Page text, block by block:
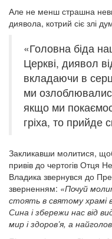
Але не менш страшна
диявола, котрий сіє злі
«Головна біда
Церкві, диявол
вкладаючи в
ми
якщо ми
гріха, то прийде
Закликавши молитися,
привів до чертогів Отця
Владика звернувся до
зверненням: «Почуй
стоять в святому храмі в
Сина і збережи нас від
мир і здоров’я, а